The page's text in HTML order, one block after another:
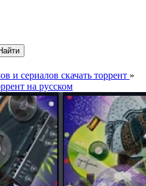
и сериалов скачать торрент »
на русском